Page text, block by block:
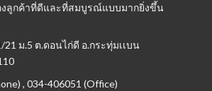
ลูกค้าที่ดีและที่สมบูรณ์แบบมากยิ่งขึ้น
ม.5 ต.ดอนไก่ดี อ.กระทุ่มเเบน
, 034-406051 (Office)